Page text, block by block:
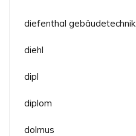
diefenthal gebäudetechnik
diehl
dipl
diplom
dolmus